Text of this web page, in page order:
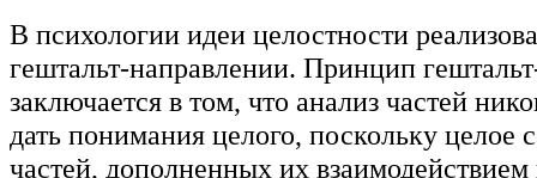
В психологии идеи целостности
гештальт-направлении. Принцип
заключается в том, что анализ частей
дать понимания целого, поскольку целое
частей, дополненных их взаимодействием